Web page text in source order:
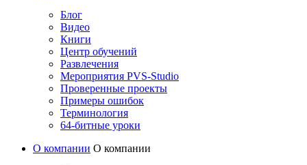
Блог
Видео
Книги
Центр обучений
Развлечения
Мероприятия PVS-Studio
Проверенные проекты
Примеры ошибок
Терминология
64-битные уроки
О компании О компании